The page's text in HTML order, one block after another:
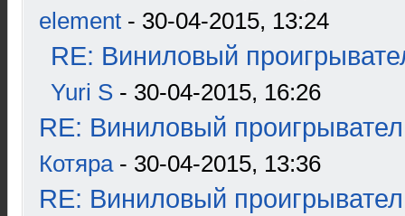
element - 30-04-2015, 13:24
RE: Виниловый
Yuri S - 30-04-2015, 16:26
RE: Виниловый
Котяра- 30-04-2015, 13:36
RE: Виниловый